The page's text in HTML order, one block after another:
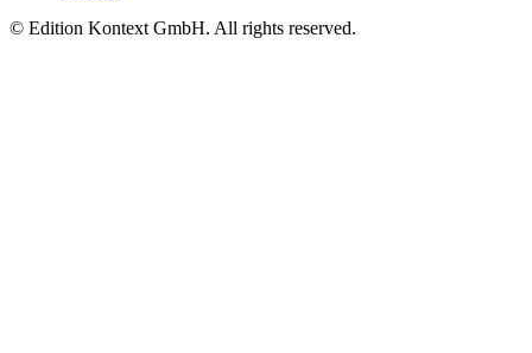
© Edition Kontext GmbH. All rights reserved.